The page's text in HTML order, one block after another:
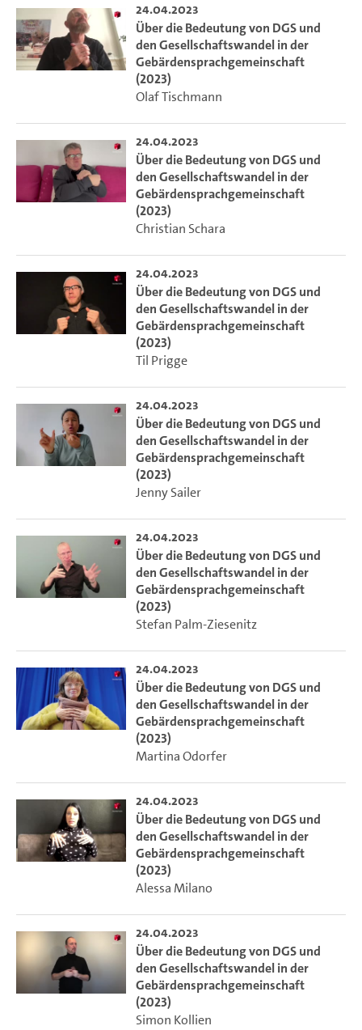
24.04.2023
Über die Bedeutung von DGS und
den Gesellschaftswandel in der
Gebärdensprachgemeinschaft
(2023)
Olaf Tischmann
24.04.2023
Über die Bedeutung von DGS und
den Gesellschaftswandel in der
Gebärdensprachgemeinschaft
(2023)
Christian Schara
24.04.2023
Über die Bedeutung von DGS und
den Gesellschaftswandel in der
Gebärdensprachgemeinschaft
(2023)
Til Prigge
24.04.2023
Über die Bedeutung von DGS und
den Gesellschaftswandel in der
Gebärdensprachgemeinschaft
(2023)
Jenny Sailer
24.04.2023
Über die Bedeutung von DGS und
den Gesellschaftswandel in der
Gebärdensprachgemeinschaft
(2023)
Stefan Palm-Ziesenitz
24.04.2023
Über die Bedeutung von DGS und
den Gesellschaftswandel in der
Gebärdensprachgemeinschaft
(2023)
Martina Odorfer
24.04.2023
Über die Bedeutung von DGS und
den Gesellschaftswandel in der
Gebärdensprachgemeinschaft
(2023)
Alessa Milano
24.04.2023
Über die Bedeutung von DGS und
den Gesellschaftswandel in der
Gebärdensprachgemeinschaft
(2023)
Simon Kollien